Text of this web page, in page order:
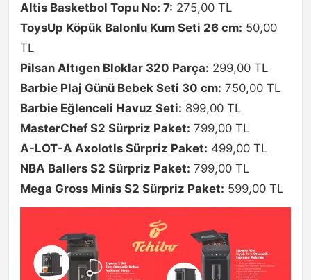
Altis Basketbol Topu No: 7: 275,00 TL
ToysUp Köpük Balonlu Kum Seti 26 cm: 50,00
TL
Pilsan Altıgen Bloklar 320 Parça: 299,00 TL
Barbie Plaj Günü Bebek Seti 30 cm: 750,00 TL
Barbie Eğlenceli Havuz Seti: 899,00 TL
MasterChef S2 Sürpriz Paket: 799,00 TL
A-LOT-A Axolotls Sürpriz Paket: 499,00 TL
NBA Ballers S2 Sürpriz Paket: 799,00 TL
Mega Gross Minis S2 Sürpriz Paket: 599,00 TL